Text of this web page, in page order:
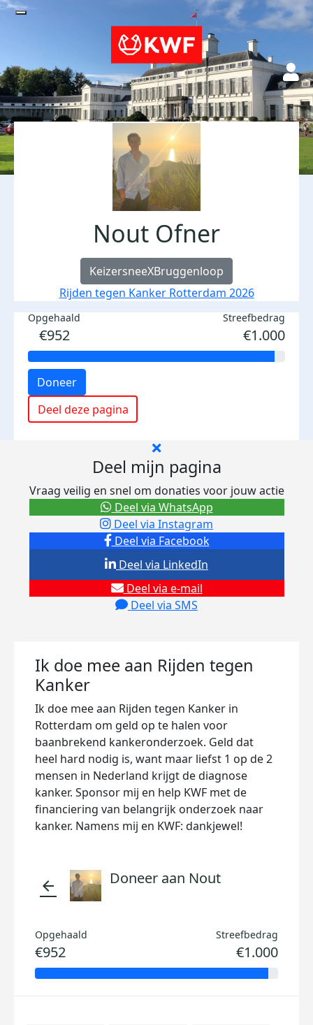
Nout Ofner
KeizersneeXBruggenloop
Rijden tegen Kanker Rotterdam 2026
Opgehaald
€952
Streefbedrag
€1.000
Doneer
Deel deze pagina
Deel mijn pagina
Vraag veilig en snel om donaties voor jouw actie
Deel via Facebook
Deel via Instagram
Deel via e-mail
Deel via SMS
Deel via LinkedIn
Deel via WhatsApp
Ik doe mee aan Rijden tegen
Kanker
Ik doe mee aan Rijden tegen Kanker in
Rotterdam om geld op te halen voor
baanbrekend kankeronderzoek. Geld dat
heel hard nodig is, want maar liefst 1 op de 2
mensen in Nederland krijgt de diagnose
kanker. Sponsor mij en help KWF met de
financiering van belangrijk onderzoek naar
kanker. Namens mij en KWF: dankjewel!
arrow_back Doneer aan Nout
Opgehaald
€952
Streefbedrag
€1.000